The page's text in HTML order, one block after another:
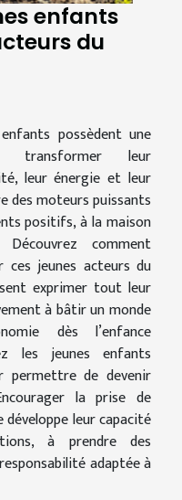
enfants
du
possèdent une
transformer leur
leur énergie et leur
des moteurs puissants
positifs, à la maison
comment
ces jeunes acteurs du
exprimer tout leur
à bâtir un monde
dès l’enfance
les jeunes enfants
permettre de devenir
la prise de
développe leur capacité
à prendre des
adaptée à